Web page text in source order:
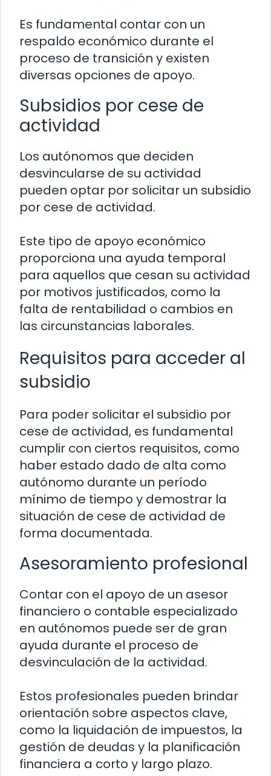
Es fundamental contar con un
respaldo económico durante el
proceso de transición y existen
diversas opciones de apoyo.
Subsidios por cese de
actividad
Los autónomos que deciden
desvincularse de su actividad
pueden optar por solicitar un subsidio
por cese de actividad.
Este tipo de apoyo económico
proporciona una ayuda temporal
para aquellos que cesan su actividad
por motivos justificados, como la
falta de rentabilidad o cambios en
las circunstancias laborales.
Requisitos para acceder al
subsidio
Para poder solicitar el subsidio por
cese de actividad, es fundamental
cumplir con ciertos requisitos, como
haber estado dado de alta como
autónomo durante un período
mínimo de tiempo y demostrar la
situación de cese de actividad de
forma documentada.
Asesoramiento profesional
Contar con el apoyo de un asesor
financiero o contable especializado
en autónomos puede ser de gran
ayuda durante el proceso de
desvinculación de la actividad.
Estos profesionales pueden brindar
orientación sobre aspectos clave,
como la liquidación de impuestos, la
gestión de deudas y la planificación
financiera a corto y largo plazo.